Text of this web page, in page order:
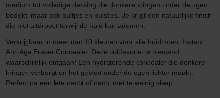
medium tot volledige dekking die donkere kringen onder de ogen
bedekt, maar ook bultjes en puistjes. Je krijgt een natuurlijke finish
die niet uitdroogt terwijl de huid kan ademen.
Verkrijgbaar in meer dan 10 kleuren voor alle huidtinten. Instant
Anti Age Eraser Concealer. Deze cultfavoriet is niemand
waarschijnlijk ontgaan! Een hydraterende concealer die donkere
kringen verbergt en het gebied onder de ogen lichter maakt.
Perfect na een late nacht of nacht met te weinig slaap.